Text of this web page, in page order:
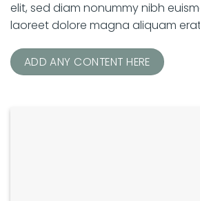
elit, sed diam nonummy nibh
laoreet dolore magna aliquam
ADD ANY CONTENT HERE